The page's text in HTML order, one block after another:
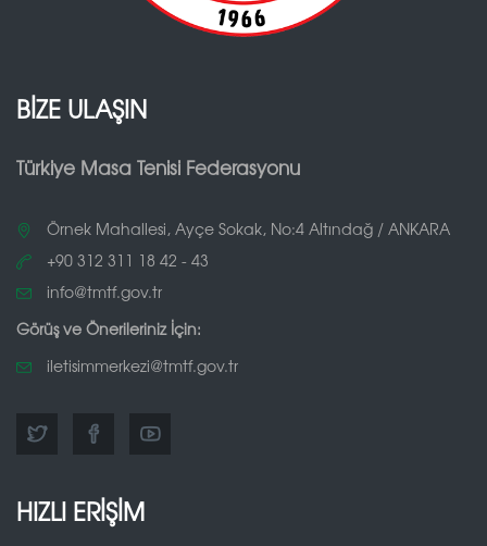
BİZE ULAŞIN
Türkiye Masa Tenisi Federasyonu
Örnek Mahallesi, Ayçe Sokak, No:4 Altındağ / ANKARA
+90 312 311 18 42 - 43
info@tmtf.gov.tr
Görüş ve Önerileriniz İçin:
iletisimmerkezi@tmtf.gov.tr
HIZLI ERİŞİM